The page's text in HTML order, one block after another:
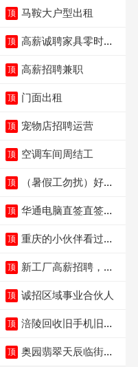
顶 马鞍大户型出租
顶 高薪诚聘家具零时促
顶 高薪招聘兼职
顶 门面出租
顶 宠物店招聘运营
顶 空调车间周结工
顶
（暑假工勿扰）好想
顶 华通电脑直签直签直
顶 重庆的小伙伴看过
本
顶 新工厂高薪招聘，普
顶 诚招区域事业合伙人
顶 涪陵回收旧手机旧电
顶 奥园翡翠天辰临街餐